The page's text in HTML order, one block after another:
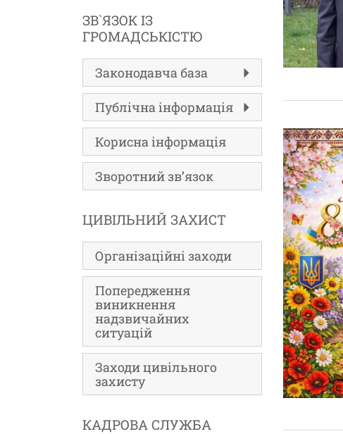
ЗВ`ЯЗОК ІЗ
ГРОМАДСЬКІСТЮ
Законодавча база
Публічна інформація
Корисна інформація
Зворотний зв’язок
ЦИВІЛЬНИЙ ЗАХИСТ
Організаційні заходи
Попередження
виникнення
надзвичайних
ситуацій
Заходи цивільного
захисту
КАДРОВА СЛУЖБА